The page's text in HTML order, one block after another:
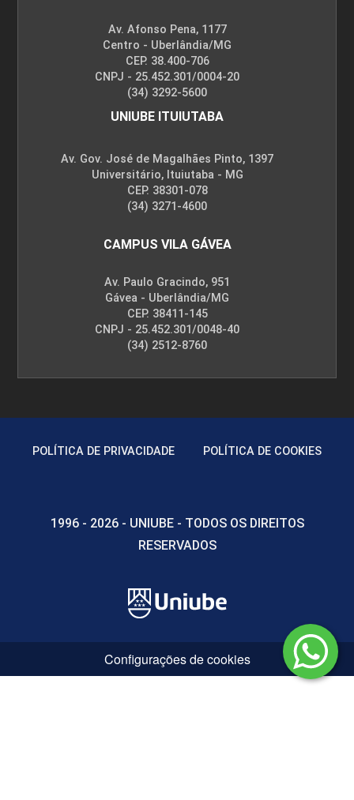
EXTENSÃO
EXTENSÃO
75
PEDAGÓGICA NA EDUCAÇÃO INFANTIL
30
Av. Afonso Pena, 1177
Centro - Uberlândia/MG
CEP. 38.400-706
CNPJ - 25.452.301/0004-20
(34) 3292-5600
UNIUBE ITUIUTABA
Av. Gov. José de Magalhães Pinto, 1397
Universitário, Ituiutaba - MG
CEP. 38301-078
(34) 3271-4600
CAMPUS VILA GÁVEA
Av. Paulo Gracindo, 951
Gávea - Uberlândia/MG
CEP. 38411-145
CNPJ - 25.452.301/0048-40
(34) 2512-8760
POLÍTICA DE PRIVACIDADE POLÍTICA DE COOKIES
1996 - 2026 - UNIUBE - TODOS OS DIREITOS
RESERVADOS
Configurações de cookies